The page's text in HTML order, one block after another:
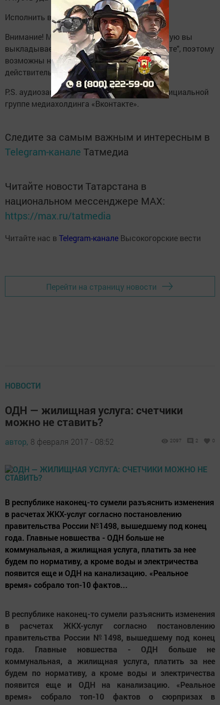
Исполнить все, что ты захочешь!
Внимание! Мы берем ту информацию, которую вы
выкладываете в социальную сеть "ВКонтакте", поэтому
возможны некоторые расхождения с
действительностью.
P.S. аудиозапись программы доступна в официальной
группе медиахолдинга «Вконтакте».
Следите за самым важным и интересным в
Telegram-канале Татмедиа
Читайте новости Татарстана в
национальном мессенджере MАХ:
https://max.ru/tatmedia
Читайте нас в Telegram-канале Высокогорские вести
Перейти на страницу новости
НОВОСТИ
ОДН — жилищная услуга: счетчики
можно не ставить?
автор, 8 февраля 2017 - 08:52 2097 2 0
В республике наконец-то сумели разъяснить изменения
в расчетах ЖКХ-услуг согласно постановлению
правительства России №1498, вышедшему под конец
года. Главные новшества - ОДН больше не
коммунальная, а жилищная услуга, платить за нее
будем по нормативу, а кроме воды и электричества
появится еще и ОДН на канализацию. «Реальное
время» собрало топ-10 фактов...
В республике наконец-то сумели разъяснить изменения
в расчетах ЖКХ-услуг согласно постановлению
правительства России №1498, вышедшему под конец
года. Главные новшества - ОДН больше не
коммунальная, а жилищная услуга, платить за нее
будем по нормативу, а кроме воды и электричества
появится еще и ОДН на канализацию. «Реальное
время» собрало топ-10 фактов о сюрпризах в